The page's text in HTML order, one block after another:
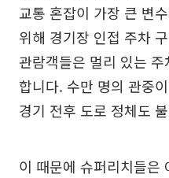
교통 혼잡이 가장 큰 변
위해 경기장 인접 주차
관람객들은 멀리 있는
합니다. 수만 명의 관중
경기 전후 도로 정체도
이 때문에 슈퍼리치들은